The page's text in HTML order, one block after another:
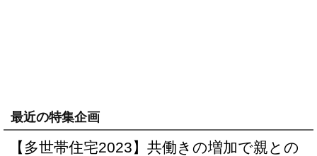
最近の特集企画
【多世帯住宅2023】共働きの増加で親との